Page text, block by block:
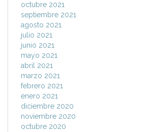
octubre 2021
septiembre 2021
agosto 2021
julio 2021
junio 2021
mayo 2021
abril 2021
marzo 2021
febrero 2021
enero 2021
diciembre 2020
noviembre 2020
octubre 2020